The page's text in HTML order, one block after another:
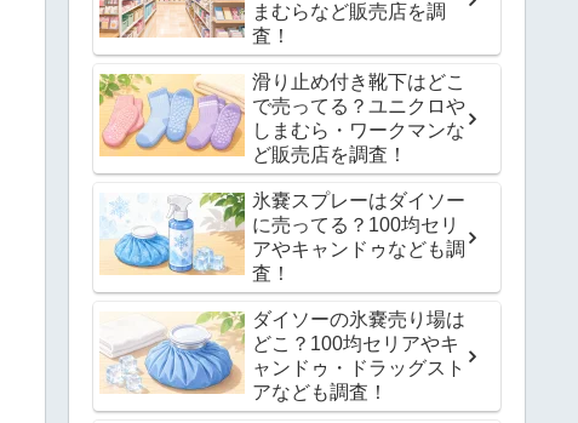
まむらなど販売店を調
査！
滑り止め付き靴下はどこ
で売ってる？ユニクロや
しまむら・ワークマンな
ど販売店を調査！
氷嚢スプレーはダイソー
に売ってる？100均セリ
アやキャンドゥなども調
査！
ダイソーの氷嚢売り場は
どこ？100均セリアやキ
ャンドゥ・ドラッグスト
アなども調査！